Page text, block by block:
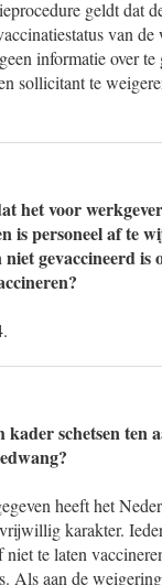
geldt dat
van de
informatie over te
sollicitant te
het voor
is personeel af te
gevaccineerd is
schetsen ten
heeft het
karakter.
te laten
Als aan de